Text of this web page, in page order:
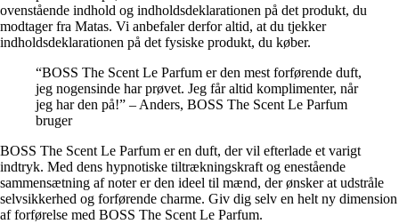
ovenstående indhold og indholdsdeklarationen på det produkt, du
modtager fra Matas. Vi anbefaler derfor altid, at du tjekker
indholdsdeklarationen på det fysiske produkt, du køber.
“BOSS The Scent Le Parfum er den mest forførende duft,
jeg nogensinde har prøvet. Jeg får altid komplimenter, når
jeg har den på!” – Anders, BOSS The Scent Le Parfum
bruger
BOSS The Scent Le Parfum er en duft, der vil efterlade et varigt
indtryk. Med dens hypnotiske tiltrækningskraft og enestående
sammensætning af noter er den ideel til mænd, der ønsker at udstråle
selvsikkerhed og forførende charme. Giv dig selv en helt ny dimension
af forførelse med BOSS The Scent Le Parfum.